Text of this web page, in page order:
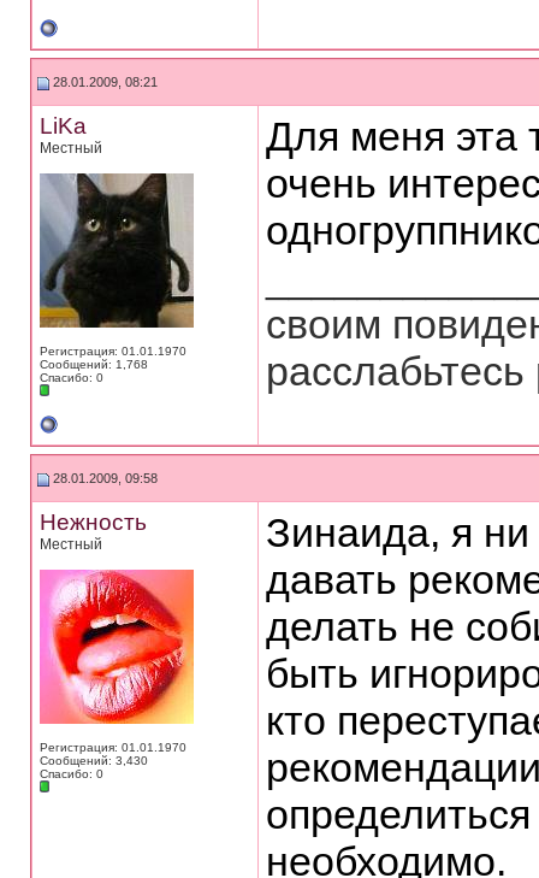
28.01.2009, 08:21
LiKa
Местный
Регистрация: 01.01.1970
Сообщений: 1,768
Спасибо: 0
Для меня эта
очень
своим
28.01.2009, 09:58
Нежность
Местный
Регистрация: 01.01.1970
Сообщений: 3,430
Спасибо: 0
Зинаида, я
давать
делать не
быть
кто
определиться
необходимо.